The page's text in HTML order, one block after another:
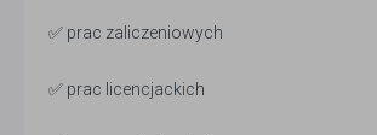
✅ prac zaliczeniowych
✅ prac licencjackich